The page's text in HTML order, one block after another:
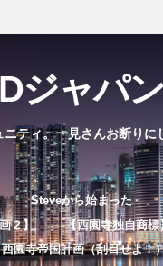
ジャパ
ティ。一見さんお断りに
Steveから始まった
２】
【西園寺独自商
西園寺帝国計画（刮目せよ！